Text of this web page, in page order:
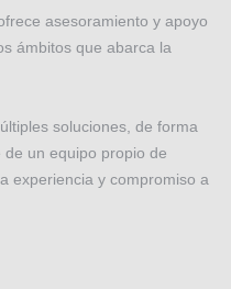
asesoramiento y apoyo
ámbitos que abarca la
soluciones, de forma
un equipo propio de
experiencia y compromiso a